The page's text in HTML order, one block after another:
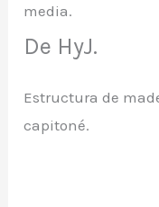
media.
De HyJ.
Estructura de
capitoné.